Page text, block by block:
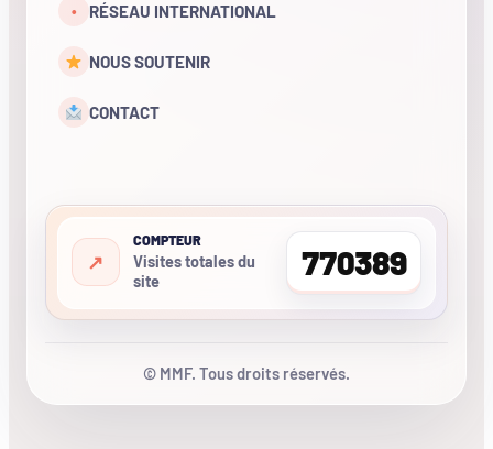
• RÉSEAU INTERNATIONAL
NOUS SOUTENIR
CONTACT
COMPTEUR
Visites totales du
site
770389
© MMF. Tous droits réservés.